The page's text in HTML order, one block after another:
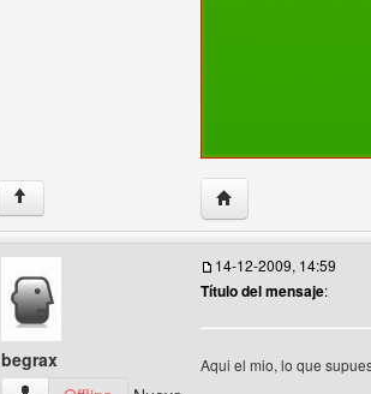
↑ Visitar sitio web del
begrax
14-12-2009, 14:59
Título del mensaje:
Aqui el mio, lo que